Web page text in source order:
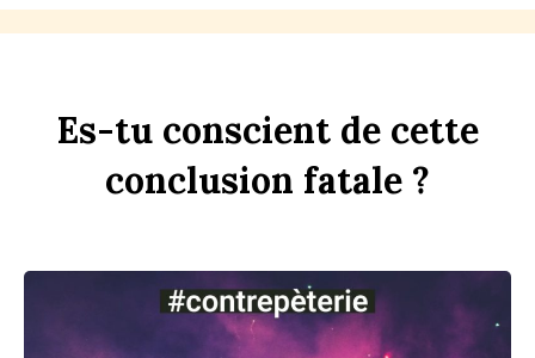
Es-tu conscient de cette
conclusion fatale ?